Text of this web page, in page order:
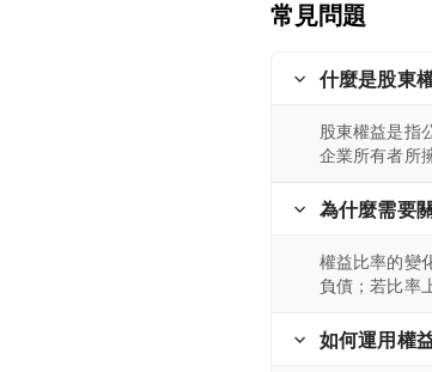
常見問題
什麼是股東
股東權益是指
企業所有者所
為什麼需要
權益比率的變
負債；若比率
如何運用權